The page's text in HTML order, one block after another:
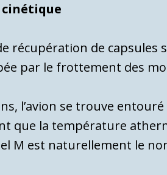
cinétique
récupération de
par le frottement des
l’avion se trouve
que la température
M est naturellement le